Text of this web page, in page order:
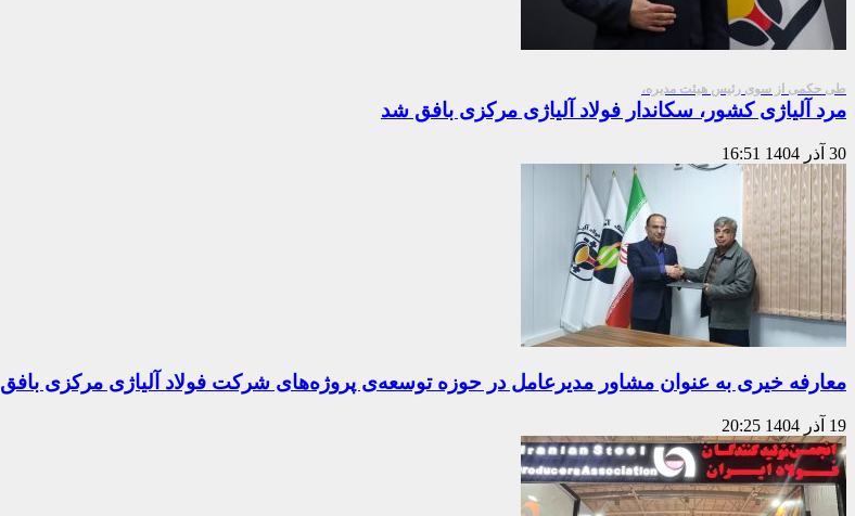
طی حکمی از سوی رئیس هیئت مدیره،
مرد آلیاژی کشور، سکاندار فولاد آلیاژی مرکزی بافق شد
30 آذر 1404 16:51
معارفه خیری به عنوان مشاور مدیر‌عامل در حوزه توسعه‌ی پروژه‌های شرکت فولاد آلیاژی مرکزی بافق
19 آذر 1404 20:25